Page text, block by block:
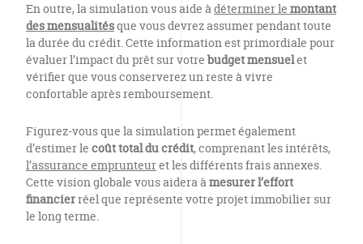
En outre, la simulation vous aide àdéterminer le montant
des mensualitésque vous devrez assumer pendant toute
la durée du crédit. Cette information est primordiale pour
évaluer l’impact du prêt sur votre budget mensuelet
vérifier que vous conserverez un reste à vivre
confortable après remboursement.
Figurez-vous que la simulation permet également
d’estimer le coût total du crédit, comprenant les intérêts,
l’assurance emprunteuret les différents frais annexes.
Cette vision globale vous aidera àmesurer l’effort
financierréel que représente votre projet immobilier sur
le long terme.